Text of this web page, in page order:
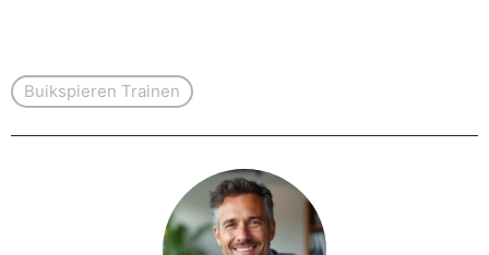
Buikspieren Trainen